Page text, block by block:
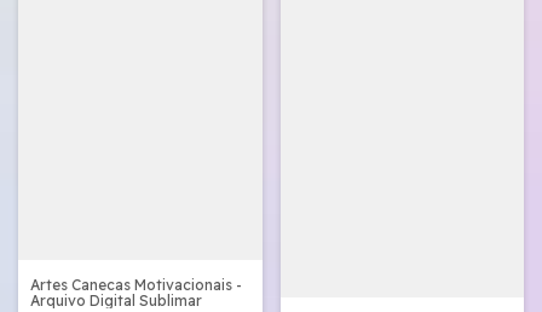
Artes Canecas Motivacionais -
Arquivo Digital Sublimar